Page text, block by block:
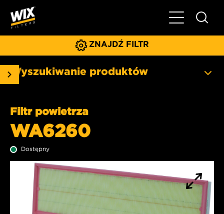
Pokaż/ukryj
ZNAJDŹ FILTR
Wyszukiwanie produktów
Filtr powietrza
WA6260
Dostępny